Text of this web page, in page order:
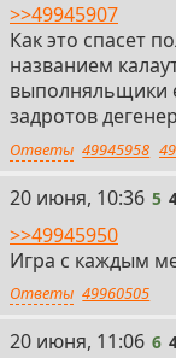
>>49945907
Как это спасет
названием
выполняльщики
задротов
Ответы 49945958
5
20 июня, 10:36 5
>>49945950
Игра с каждым
Ответы 49960505
6
20 июня, 11:06 6